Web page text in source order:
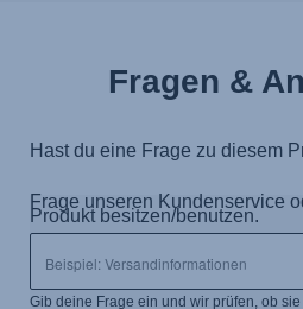
Fragen &